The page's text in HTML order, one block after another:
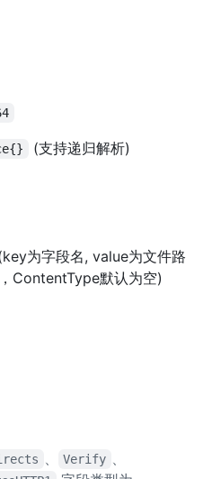
(支持递归解析)
为字段名, value为文件路
ContentType默认为空)
、 Verify 、